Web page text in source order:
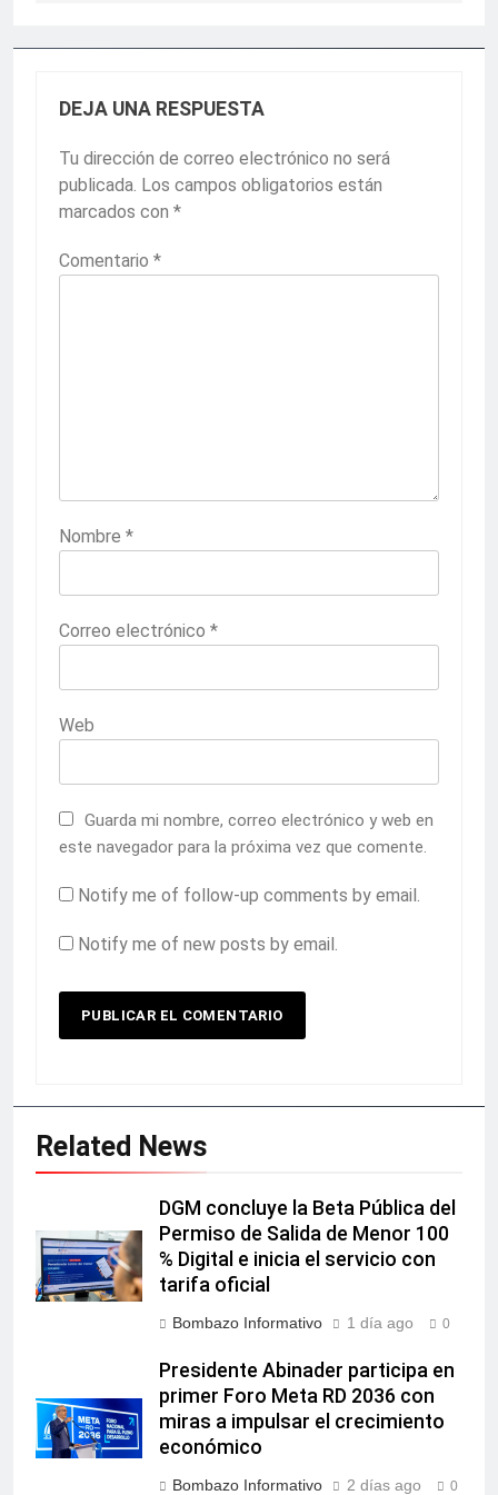
DEJA UNA RESPUESTA
Tu dirección de correo electrónico no será
publicada. Los campos obligatorios están
marcados con *
Comentario *
Nombre *
Correo electrónico *
Web
Guarda mi nombre, correo electrónico y web en
este navegador para la próxima vez que comente.
Notify me of follow-up comments by email.
Notify me of new posts by email.
Related News
DGM concluye la Beta Pública del
Permiso de Salida de Menor 100
% Digital e inicia el servicio con
tarifa oficial
Bombazo Informativo 1 día ago 0
Presidente Abinader participa en
primer Foro Meta RD 2036 con
miras a impulsar el crecimiento
económico
Bombazo Informativo 2 días ago 0